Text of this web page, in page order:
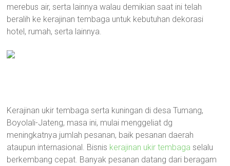
merebus air, serta lainnya walau demikian saat ini telah
beralih ke kerajinan tembaga untuk kebutuhan dekorasi
hotel, rumah, serta lainnya.
Kerajinan ukir tembaga serta kuningan di desa Tumang,
Boyolali-Jateng, masa ini, mulai menggeliat dg
meningkatnya jumlah pesanan, baik pesanan daerah
ataupun internasional. Bisnis kerajinan ukir tembaga selalu
berkembang cepat. Banyak pesanan datang dari beragam